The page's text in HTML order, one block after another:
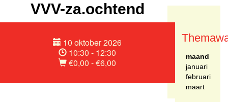
VVV-za.ochtend
10 oktober 2026
10:30 - 12:30
€0,00 - €6,00
maand
januari
februari
maart